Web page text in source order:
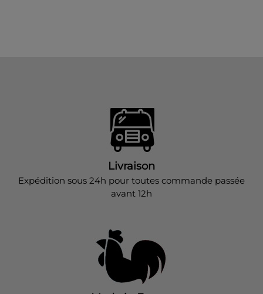
Livraison
Expédition sous 24h pour toutes commande passée
avant 12h